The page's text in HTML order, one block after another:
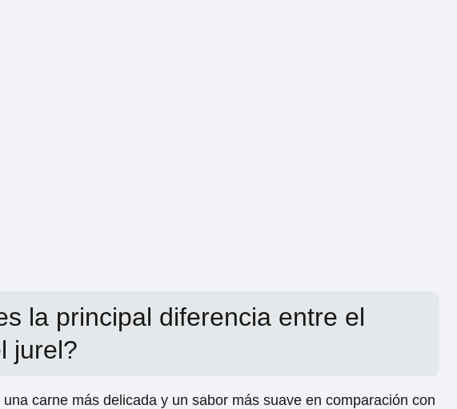
la principal diferencia entre el
jurel?
carne más delicada y un sabor más suave en comparación con